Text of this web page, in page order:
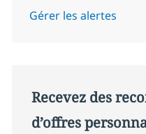
Gérer les alertes
Recevez des
d’offres